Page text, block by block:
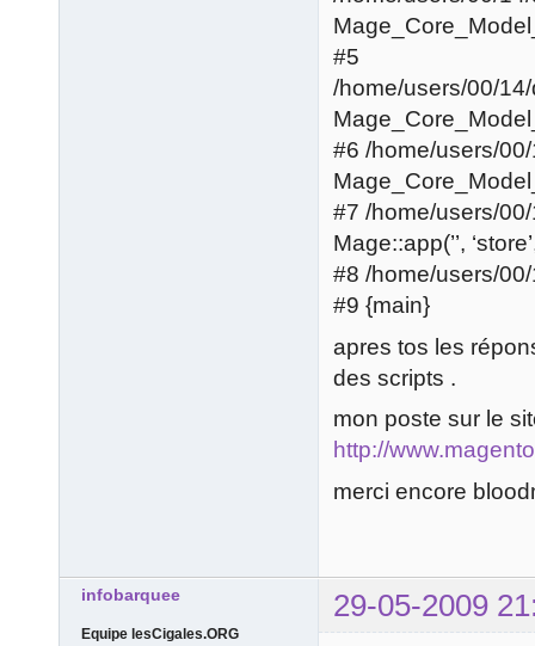
#5
/home/users/00/
#6 /home/users/
#7 /home/users/
Mage::app(’’,
#8 /home/users/
#9 {main}
apres tos les
des scripts .
mon poste sur le
http://
merci encore
infobarquee 29-05-2009
Equipe lesCigales.ORG